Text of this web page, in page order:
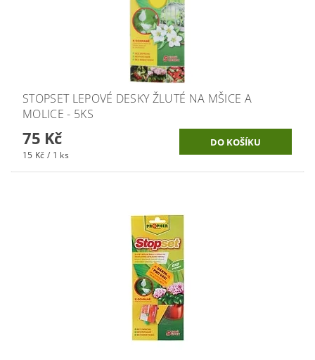
STOPSET LEPOVÉ DESKY ŽLUTÉ NA MŠICE A
MOLICE - 5KS
75 Kč
15 Kč / 1 ks